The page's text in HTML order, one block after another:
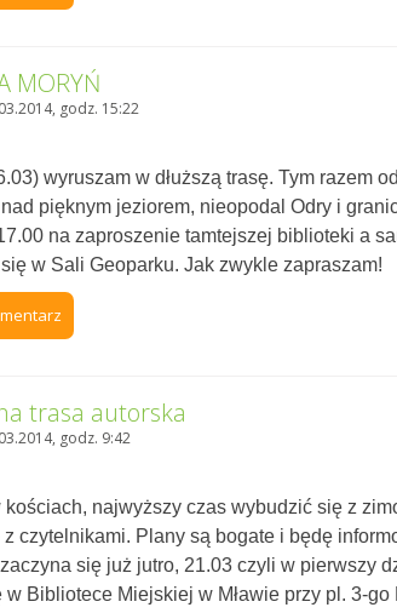
MORYŃ
godz. 15:22
wyruszam w dłuższą trasę. Tym razem
nad pięknym jeziorem, nieopodal Odry i
na zaproszenie tamtejszej biblioteki a
w Sali Geoparku. Jak zwykle zapraszam!
trasa autorska
godz. 9:42
kościach, najwyższy czas wybudzić się z
czytelnikami. Plany są bogate i będę
się już jutro, 21.03 czyli w pierwszy
w Bibliotece Miejskiej w Mławie przy pl. 3-go